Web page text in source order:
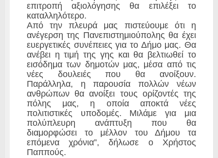
επιτροπή αξιολόγησης θα επιλέξει το
καταλληλότερο.
Από την πλευρά μας πιστεύουμε ότι η
ανέγερση της Πανεπιστημιούπολης θα έχει
ευεργετικές συνέπειες για το Δήμο μας. Θα
ανέβει η τιμή της γης και θα βελτιωθεί το
εισόδημα των δημοτών μας, μέσα από τις
νέες δουλειές που θα ανοίξουν.
Παράλληλα, η παρουσία πολλών νέων
ανθρώπων θα ανοίξει τους ορίζοντές της
πόλης μας, η οποία αποκτά νέες
πολιτιστικές υποδομές. Μιλάμε για μια
πολύπλευρη ανάπτυξη που θα
διαμορφώσει το μέλλον του Δήμου τα
επόμενα χρόνια”, δήλωσε ο Χρήστος
Παππούς.